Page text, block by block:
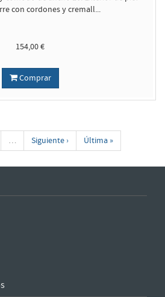
con cordones y cremall...
154,00 €
Comprar
… Siguiente › Última »